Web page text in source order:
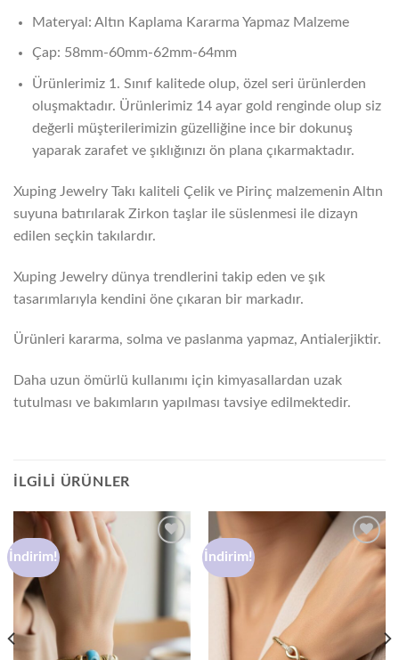
Materyal: Altın Kaplama Kararma Yapmaz Malzeme
Çap: 58mm-60mm-62mm-64mm
Ürünlerimiz 1. Sınıf kalitede olup, özel seri ürünlerden
oluşmaktadır. Ürünlerimiz 14 ayar gold renginde olup siz
değerli müşterilerimizin güzelliğine ince bir dokunuş
yaparak zarafet ve şıklığınızı ön plana çıkarmaktadır.
Xuping Jewelry Takı kaliteli Çelik ve Pirinç malzemenin Altın
suyuna batırılarak Zirkon taşlar ile süslenmesi ile dizayn
edilen seçkin takılardır.
Xuping Jewelry dünya trendlerini takip eden ve şık
tasarımlarıyla kendini öne çıkaran bir markadır.
Ürünleri kararma, solma ve paslanma yapmaz, Antialerjiktir.
Daha uzun ömürlü kullanımı için kimyasallardan uzak
tutulması ve bakımların yapılması tavsiye edilmektedir.
İLGILI ÜRÜNLER
İndirim! İndirim!